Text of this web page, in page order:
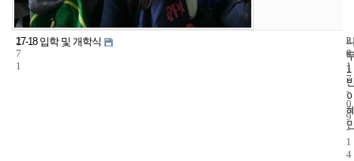
2
7
1
17-18 입학 및 개학식
1
3
8
2
0
1
7
-
0
9
-
1
4